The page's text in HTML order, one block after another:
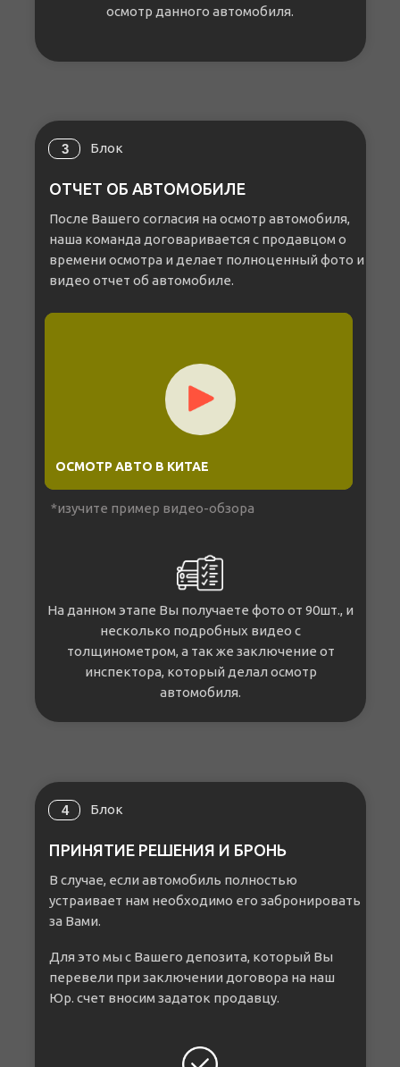
осмотр данного автомобиля.
ОСМОТР АВТО В КИТАЕ
Блок
3
ОТЧЕТ ОБ АВТОМОБИЛЕ
После Вашего согласия на осмотр автомобиля,
наша команда договаривается с продавцом о
времени осмотра и делает полноценный фото и
видео отчет об автомобиле.
На данном этапе Вы получаете фото от 90шт., и
несколько подробных видео с
толщинометром, а так же заключение от
инспектора, который делал осмотр
автомобиля.
*изучите пример видео-обзора
Блок
4
ПРИНЯТИЕ РЕШЕНИЯ И БРОНЬ
В случае, если автомобиль полностью
устраивает нам необходимо его забронировать
за Вами.
Для это мы с Вашего депозита, который Вы
перевели при заключении договора на наш
Юр. счет вносим задаток продавцу.